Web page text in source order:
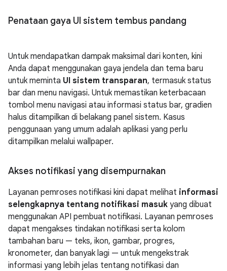
Penataan gaya UI sistem tembus pandang
Untuk mendapatkan dampak maksimal dari konten, kini
Anda dapat menggunakan gaya jendela dan tema baru
untuk meminta UI sistem transparan, termasuk status
bar dan menu navigasi. Untuk memastikan keterbacaan
tombol menu navigasi atau informasi status bar, gradien
halus ditampilkan di belakang panel sistem. Kasus
penggunaan yang umum adalah aplikasi yang perlu
ditampilkan melalui wallpaper.
Akses notifikasi yang disempurnakan
Layanan pemroses notifikasi kini dapat melihat informasi
selengkapnya tentang notifikasi masuk yang dibuat
menggunakan API pembuat notifikasi. Layanan pemroses
dapat mengakses tindakan notifikasi serta kolom
tambahan baru — teks, ikon, gambar, progres,
kronometer, dan banyak lagi — untuk mengekstrak
informasi yang lebih jelas tentang notifikasi dan